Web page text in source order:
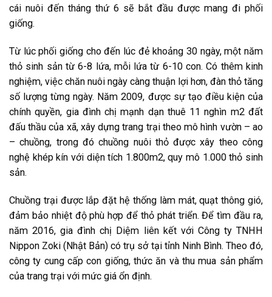
cái nuôi đến tháng thứ 6 sẽ bắt đầu được mang đi phối
giống.
Từ lúc phối giống cho đến lúc đẻ khoảng 30 ngày, một năm
thỏ sinh sản từ 6-8 lứa, mỗi lứa từ 6-10 con. Có thêm kinh
nghiệm, việc chăn nuôi ngày càng thuận lợi hơn, đàn thỏ tăng
số lượng từng ngày. Năm 2009, được sự tạo điều kiện của
chính quyền, gia đình chị mạnh dạn thuê 11 nghìn m2 đất
đấu thầu của xã, xây dựng trang trại theo mô hình vườn – ao
– chuồng, trong đó chuồng nuôi thỏ được xây theo công
nghệ khép kín với diện tích 1.800m2, quy mô 1.000 thỏ sinh
sản.
Chuồng trại được lắp đặt hệ thống làm mát, quạt thông gió,
đảm bảo nhiệt độ phù hợp để thỏ phát triển. Để tìm đầu ra,
năm 2016, gia đình chị Diệm liên kết với Công ty TNHH
Nippon Zoki (Nhật Bản) có trụ sở tại tỉnh Ninh Bình. Theo đó,
công ty cung cấp con giống, thức ăn và thu mua sản phẩm
của trang trại với mức giá ổn định.